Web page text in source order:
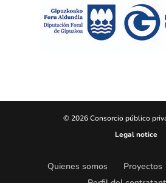
© 2026 Consorcio público
Legal notice
Quienes somos Proyectos